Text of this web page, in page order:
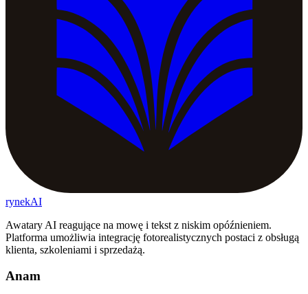
rynekAI
Awatary AI reagujące na mowę i tekst z niskim opóźnieniem.
Platforma umożliwia integrację fotorealistycznych postaci z obsługą
klienta, szkoleniami i sprzedażą.
Anam